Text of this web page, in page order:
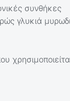
συνθήκες
γλυκιά